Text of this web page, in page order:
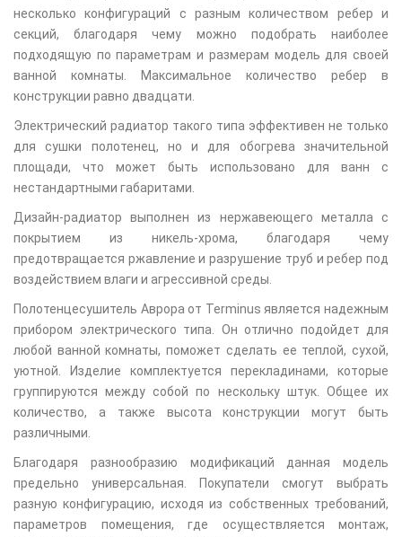
несколько конфигураций с разным количеством ребер и
секций, благодаря чему можно подобрать наиболее
подходящую по параметрам и размерам модель для своей
ванной комнаты. Максимальное количество ребер в
конструкции равно двадцати.
Электрический радиатор такого типа эффективен не только
для сушки полотенец, но и для обогрева значительной
площади, что может быть использовано для ванн с
нестандартными габаритами.
Дизайн-радиатор выполнен из нержавеющего металла с
покрытием из никель-хрома, благодаря чему
предотвращается ржавление и разрушение труб и ребер под
воздействием влаги и агрессивной среды.
Полотенцесушитель Аврора от Terminus является надежным
прибором электрического типа. Он отлично подойдет для
любой ванной комнаты, поможет сделать ее теплой, сухой,
уютной. Изделие комплектуется перекладинами, которые
группируются между собой по нескольку штук. Общее их
количество, а также высота конструкции могут быть
различными.
Благодаря разнообразию модификаций данная модель
предельно универсальная. Покупатели смогут выбрать
разную конфигурацию, исходя из собственных требований,
параметров помещения, где осуществляется монтаж,